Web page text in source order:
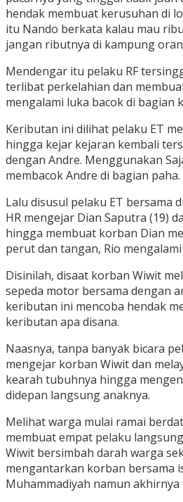
hendak membuat kerusuhan di
itu Nando berkata kalau mau
jangan ributnya di kampung
Mendengar itu pelaku RF
terlibat perkelahian dan
mengalami luka bacok di bagian
Keributan ini dilihat pelaku ET
hingga kejar kejaran kembali
dengan Andre. Menggunakan
membacok Andre di bagian paha.
Lalu disusul pelaku ET bersama
HR mengejar Dian Saputra (19)
hingga membuat korban Dian
perut dan tangan, Rio
Disinilah, disaat korban Wiwit
sepeda motor bersama dengan
keributan ini mencoba hendak
keributan apa disana.
Naasnya, tanpa banyak bicara
mengejar korban Wiwit dan
kearah tubuhnya hingga
didepan langsung anaknya.
Melihat warga mulai ramai
membuat empat pelaku
Wiwit bersimbah darah warga
mengantarkan korban bersama
Muhammadiyah namun